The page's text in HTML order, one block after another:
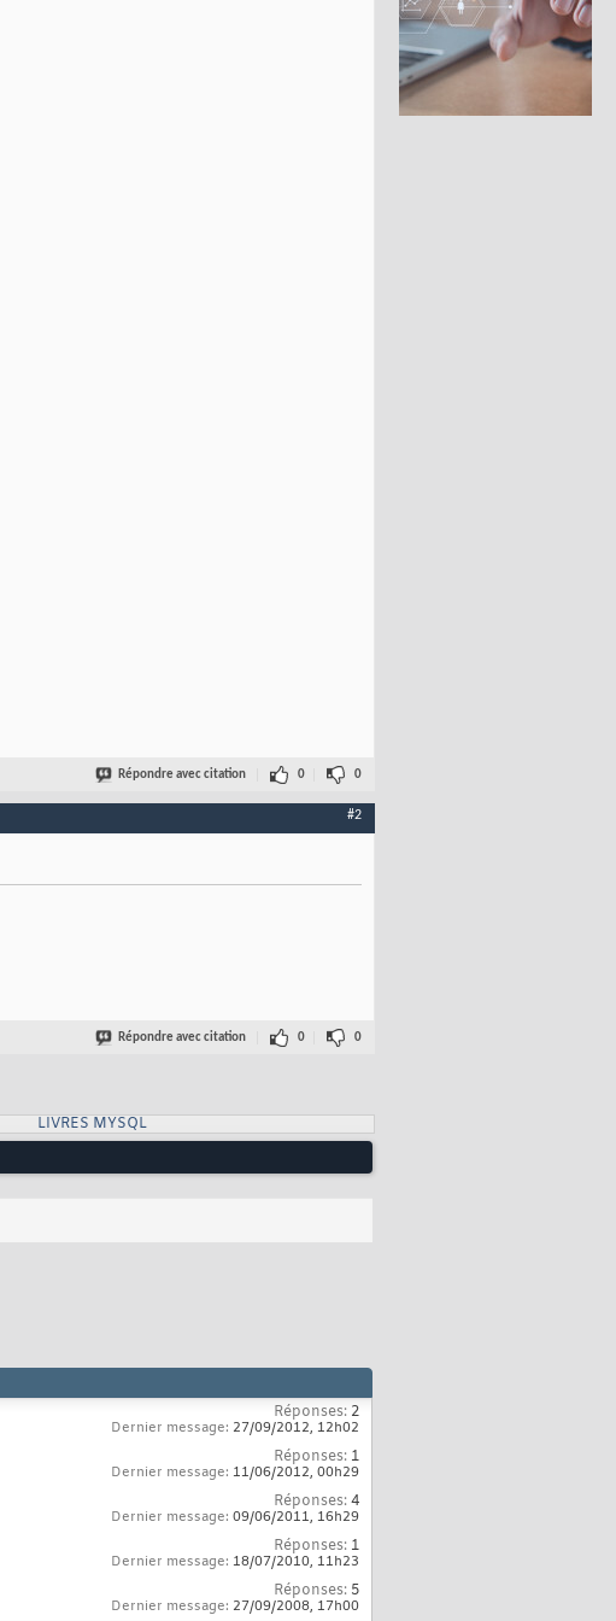
Répondre avec citation 0 0
#2
Répondre avec citation 0 0
LIVRES MYSQL
Réponses: 2
Dernier message: 27/09/2012, 12h02
Réponses: 1
Dernier message: 11/06/2012, 00h29
Réponses:4
Dernier message: 09/06/2011, 16h29
Réponses: 1
Dernier message: 18/07/2010, 11h23
Réponses: 5
Dernier message: 27/09/2008, 17h00